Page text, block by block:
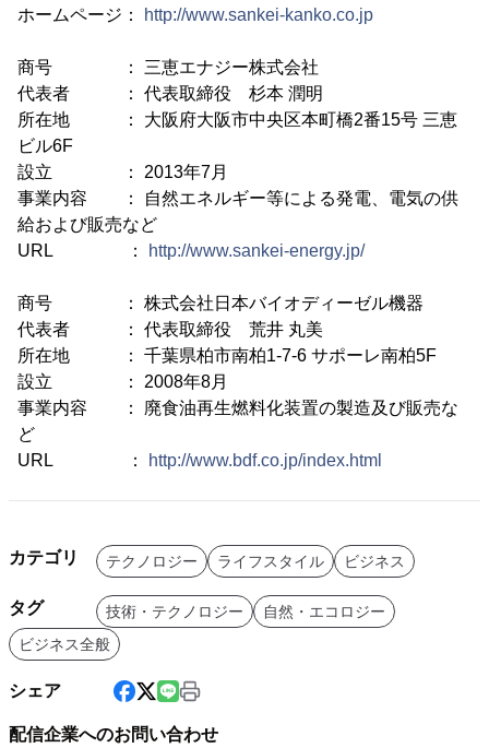
ホームページ：
http://www.sankei-kanko.co.jp
商号 ： 三恵エナジー株式会社
代表者 ： 代表取締役 杉本 潤明
所在地 ： 大阪府大阪市中央区本町橋2番15号 三恵
ビル6F
設立 ： 2013年7月
事業内容 ： 自然エネルギー等による発電、電気の供
給および販売など
URL ：
http://www.sankei-energy.jp/
商号 ： 株式会社日本バイオディーゼル機器
代表者 ： 代表取締役 荒井 丸美
所在地 ： 千葉県柏市南柏1-7-6 サポーレ南柏5F
設立 ： 2008年8月
事業内容 ： 廃食油再生燃料化装置の製造及び販売な
ど
URL ：
http://www.bdf.co.jp/index.html
カテゴリ テクノロジー ライフスタイル ビジネス
タグ 技術・テクノロジー
自然・エコロジー
ビジネス全般
シェア
配信企業へのお問い合わせ